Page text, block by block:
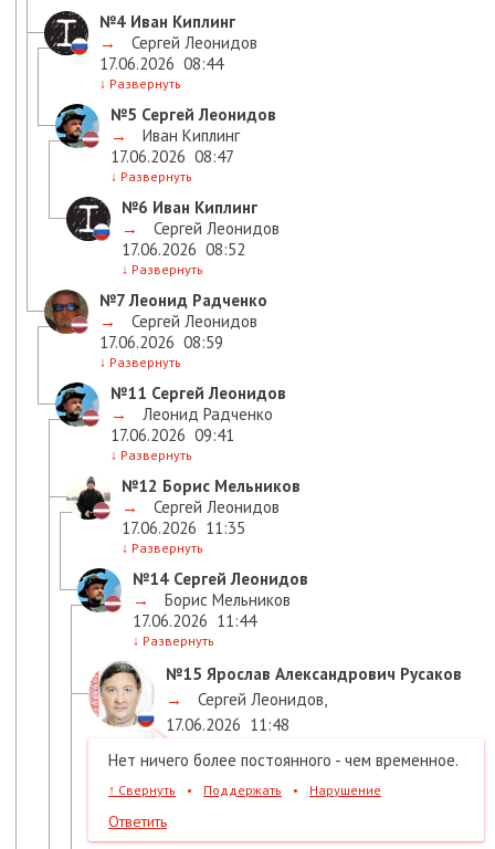
№4 Иван Киплинг
→
Сергей Леонидов
17.06.2026 08:44
↓ Развернуть
№5 Сергей Леонидов
→
Иван Киплинг
17.06.2026 08:47
↓ Развернуть
№6 Иван Киплинг
→
Сергей Леонидов
17.06.2026 08:52
↓ Развернуть
№7Леонид Радченко
→
Сергей Леонидов
17.06.2026 08:59
↓ Развернуть
№11 Сергей Леонидов
→
Леонид Радченко
17.06.2026 09:41
↓ Развернуть
№12 Борис Мельников
→
Сергей Леонидов
17.06.2026 11:35
↓ Развернуть
№14 Сергей Леонидов
→
Борис Мельников
17.06.2026 11:44
↓ Развернуть
№15 Ярослав Александрович Русаков
→
Сергей Леонидов,
17.06.2026 11:48
Нет ничего более постоянного - чем временное.
↑ Свернуть • Поддержать • Нарушение
Ответить